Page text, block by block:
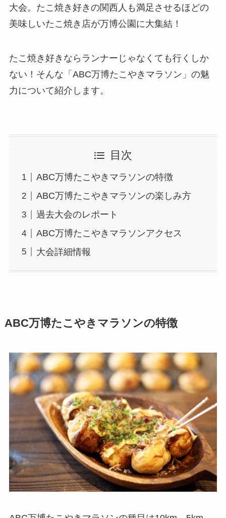
大会。たこ焼き好きの関西人も満足させるほどの
美味しいたこ焼き店が万博公園に大集結！
たこ焼き好きならランナーじゃなくても行くしか
ない！そんな「ABC万博たこやきマラソン」の魅
力について紹介します。
目次
ABC万博たこやきマラソンの特徴
ABC万博たこやきマラソンの楽しみ方
過去大会のレポート
ABC万博たこやきマラソンアクセス
大会詳細情報
ABC万博たこやきマラソンの特徴